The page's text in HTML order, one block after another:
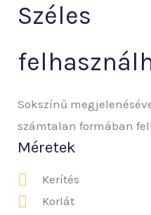
Széles
Sokszínű
számtalan formában
Méretek
Kerítés
Korlát